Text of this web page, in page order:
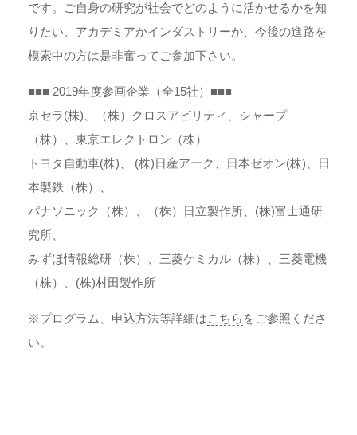
です。ご自身の研究が社会でどのように活かせるかを知
りたい、アカデミアかインダストリーか、今後の進路を
模索中の方は是非奮ってご参加下さい。
■■■ 2019年度参画企業（全15社）■■■
京セラ(株)、（株）クロスアビリティ、シャープ
（株）、東京エレクトロン（株）
トヨタ自動車(株)、 (株)日産アーク、日本ゼオン(株)、日
本製鉄（株）、
パナソニック（株）、（株）日立製作所、(株)富士通研
究所、
みずほ情報総研（株）、三菱ケミカル（株）、三菱電機
（株）、(株)村田製作所
※プログラム、申込方法等詳細はこちら をご参照くださ
い。